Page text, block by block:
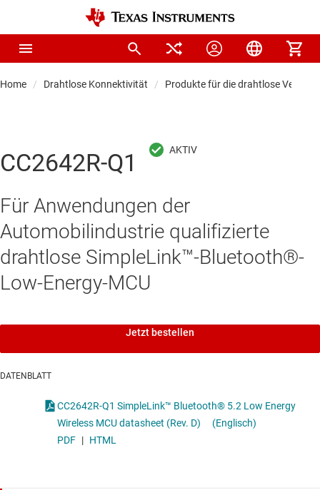
Home Drahtlose Konnektivität Produkte für die drahtlose
CC2642R-Q1
Für Anwendungen der
Automobilindustrie qualifizierte
drahtlose SimpleLink™-Bluetooth®-
Low-Energy-MCU
Jetzt bestellen
DATENBLATT
CC2642R-Q1 SimpleLink™ Bluetooth® 5.2 Low Energy
Wireless MCU datasheet (Rev. D)
(Englisch)
PDF | HTML